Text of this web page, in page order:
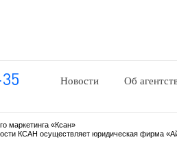
Новости Об
маркетинга «Ксан»
КСАН осуществляет юридическая фирма